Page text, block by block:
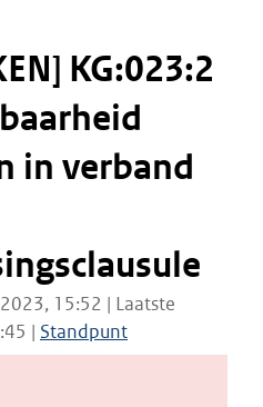
KG:023:2
in verband
15:52 | Laatste
| Standpunt